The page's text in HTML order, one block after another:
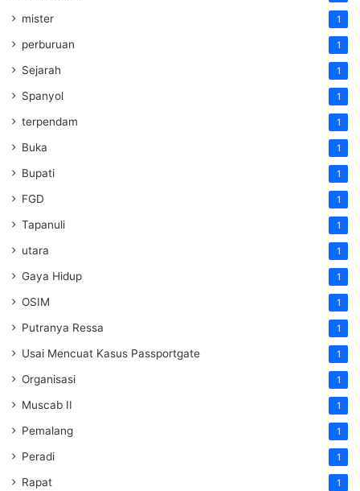
mister 1
perburuan 1
Sejarah 1
Spanyol 1
terpendam 1
Buka 1
Bupati 1
FGD 1
Tapanuli 1
utara 1
Gaya Hidup 1
OSIM 1
Putranya Ressa 1
Usai Mencuat Kasus Passportgate 1
Organisasi 1
Muscab II 1
Pemalang 1
Peradi 1
Rapat 1